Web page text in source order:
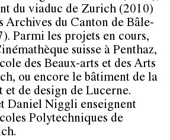
du viaduc de Zurich (2010)
Archives du Canton de Bâle-
Parmi les projets en cours,
suisse à Penthaz,
des Beaux-arts et des Arts
ou encore le bâtiment de la
et de design de Lucerne.
Daniel Niggli enseignent
Polytechniques de